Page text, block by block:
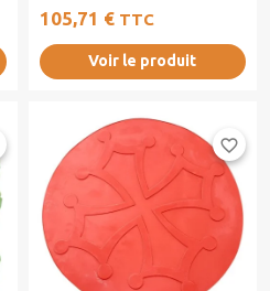
parfaite finition dans les
angles,...
105,71 € TTC
Voir le produit
favorite_border